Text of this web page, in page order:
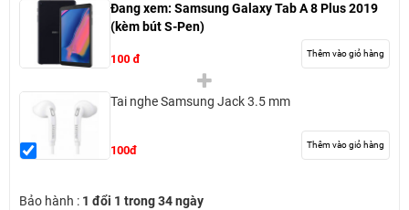
Đang xem: Samsung Galaxy Tab A 8 Plus 2019
(kèm bút S-Pen)
100 đ Thêm vào giỏ hàng
Tai nghe Samsung Jack 3.5 mm
100đ Thêm vào giỏ hàng
Bảo hành : 1 đổi 1 trong 34 ngày